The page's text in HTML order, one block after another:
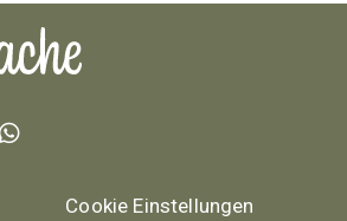
Cookie Einstellungen